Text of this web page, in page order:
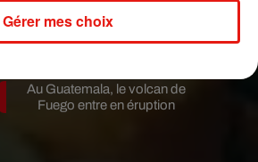
invités...
Au Guatemala, le volcan de
Fuego entre en éruption
Gérer mes choix